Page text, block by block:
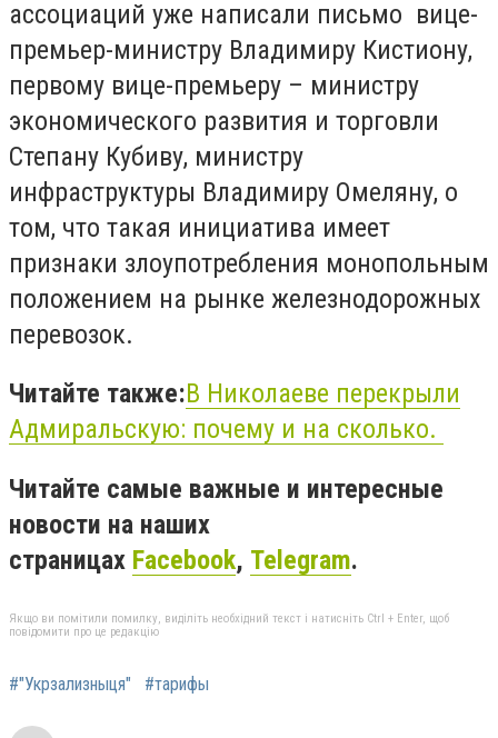
ассоциаций уже написали письмо вице-
премьер-министру Владимиру Кистиону,
первому вице-премьеру – министру
экономического развития и торговли
Степану Кубиву, министру
инфраструктуры Владимиру Омеляну, о
том, что такая инициатива имеет
признаки злоупотребления монопольным
положением на рынке железнодорожных
перевозок.
Читайте также:В Николаеве перекрыли
Адмиральскую: почему и на сколько.
Читайте самые важные и интересные
новости на наших
страницах Facebook, Telegram.
Якщо ви помітили помилку, виділіть необхідний текст і натисніть Ctrl + Enter, щоб
повідомити про це редакцію
#"Укрзализныця" #тарифы